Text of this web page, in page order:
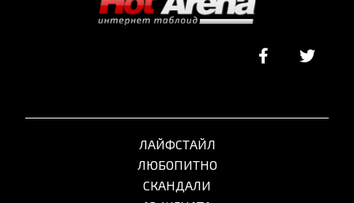
ЛАЙФСТАЙЛ
ЛЮБОПИТНО
СКАНДАЛИ